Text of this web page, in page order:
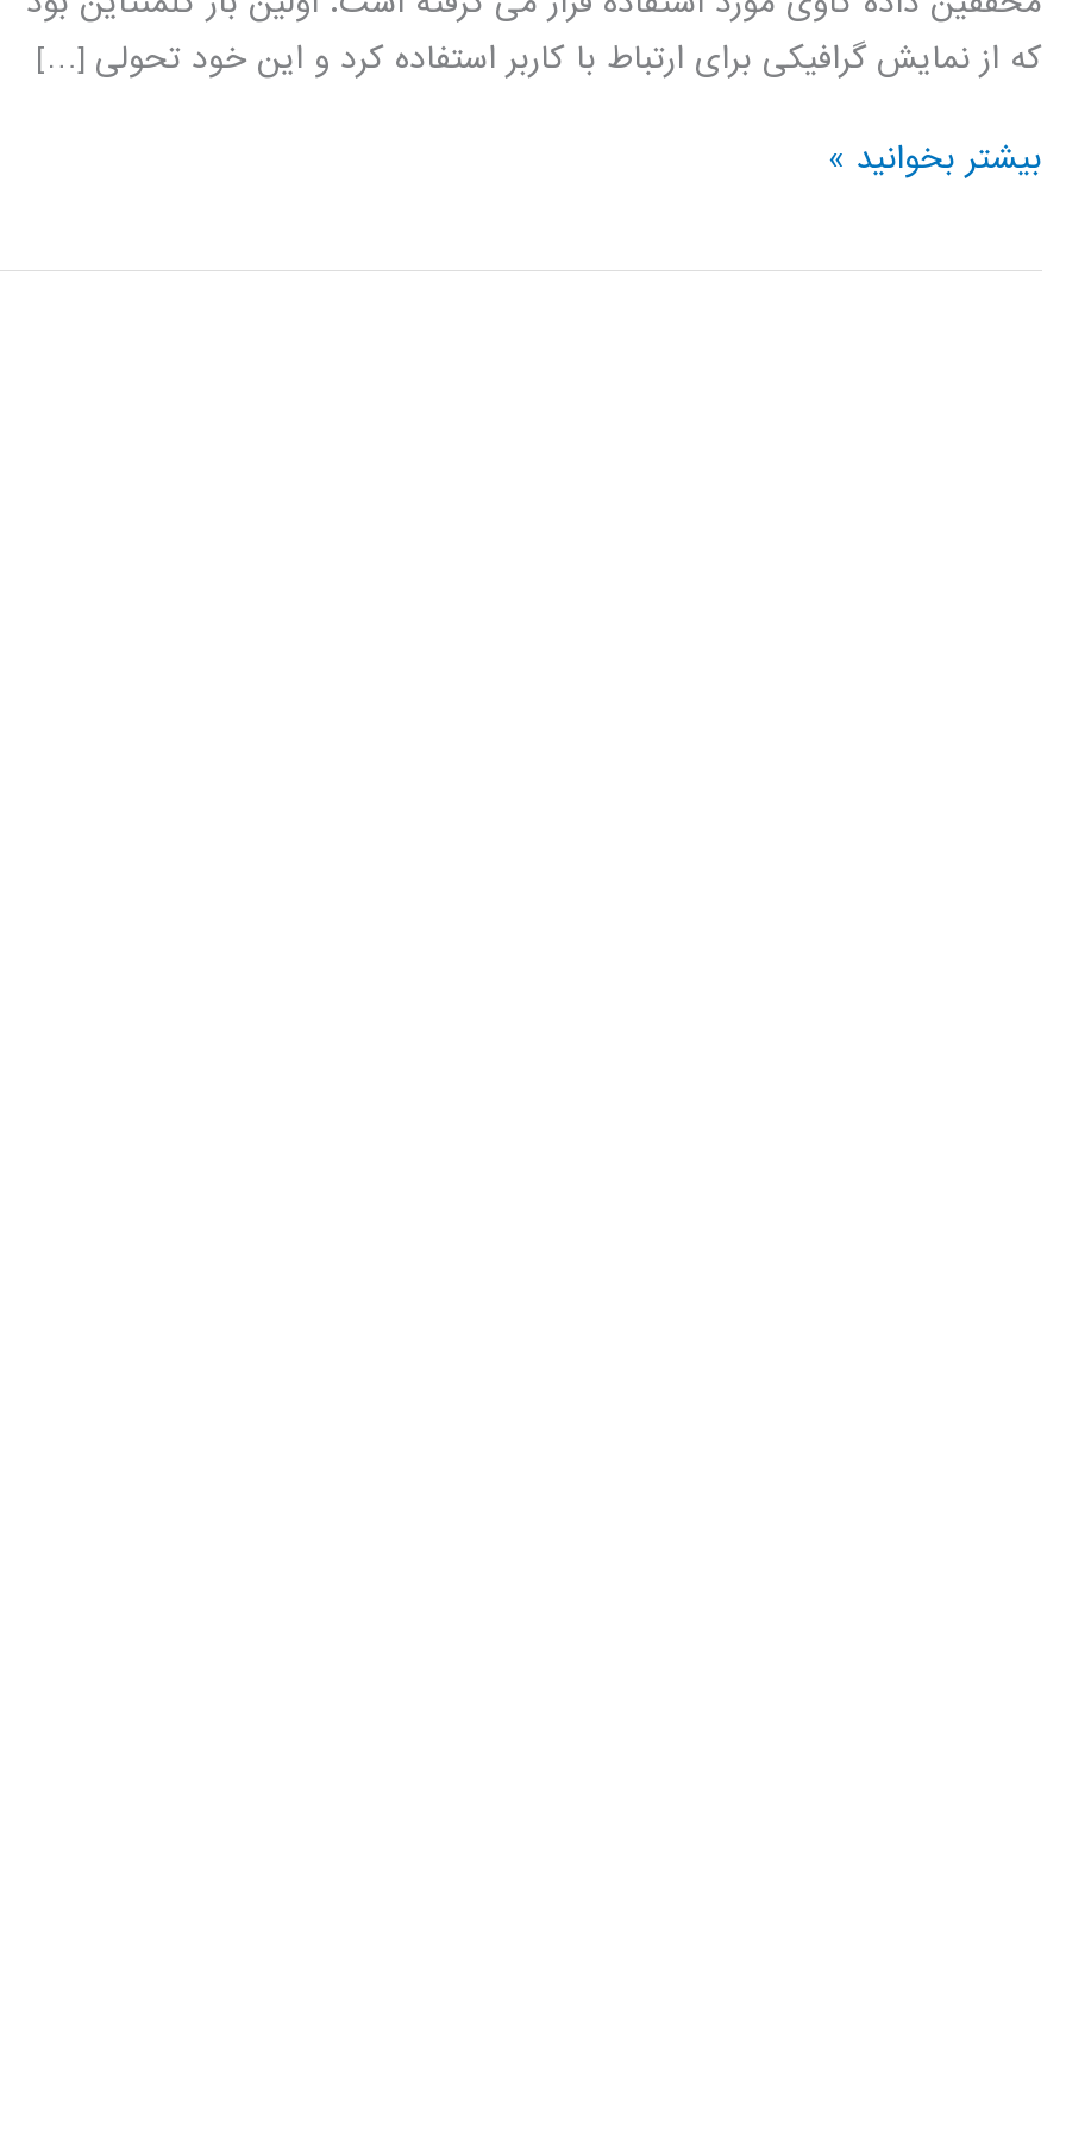
که از نمایش گرافیکی برای ارتباط با کاربر استفاده کرد و این خود تحولی […]
فیلم
کلمنتاین
بیشتر بخوانید »